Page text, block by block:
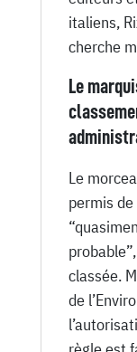
italiens,
cherche
Le
Le
permis
classée.
de